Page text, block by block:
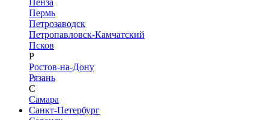
Пенза
Пермь
Петрозаводск
Петропавловск-Камчатский
Псков
Р
Ростов-на-Дону
Рязань
С
Самара
Санкт-Петербург